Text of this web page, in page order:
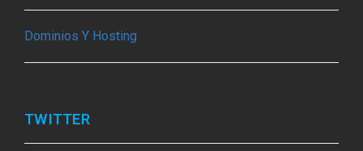
Dominios Y Hosting
TWITTER